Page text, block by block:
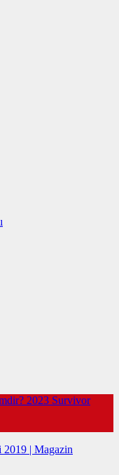
2023 Survivor
2019 | Magazin